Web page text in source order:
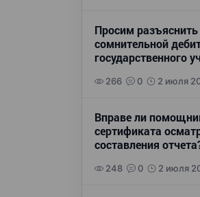
Просим
сомнительной
государственного
266 0 2 июля
Вправе ли
сертификата
составления
248 0 2 июля